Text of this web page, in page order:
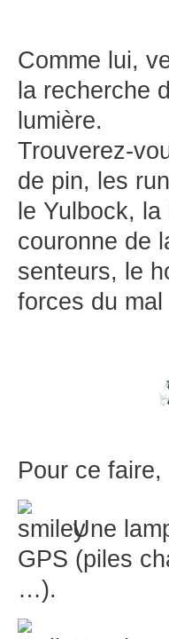
Comme lui,
la recherche
lumière.
Trouverez-
de pin, les
le Yulbock,
couronne de
senteurs, le
forces du mal
Pour ce faire,
Une
GPS (piles
…).